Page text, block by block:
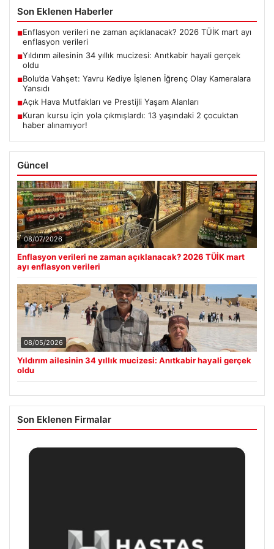
Son Eklenen Haberler
■Enflasyon verileri ne zaman açıklanacak? 2026 TÜİK mart ayı
enflasyon verileri
■Yıldırım ailesinin 34 yıllık mucizesi: Anıtkabir hayali gerçek
oldu
■Bolu’da Vahşet: Yavru Kediye İşlenen İğrenç Olay Kameralara
Yansıdı
■Açık Hava Mutfakları ve Prestijli Yaşam Alanları
■Kuran kursu için yola çıkmışlardı: 13 yaşındaki 2 çocuktan
haber alınamıyor!
Güncel
08/07/2026
Enflasyon verileri ne zaman açıklanacak? 2026 TÜİK mart
ayı enflasyon verileri
08/05/2026
Yıldırım ailesinin 34 yıllık mucizesi: Anıtkabir hayali gerçek
oldu
Son Eklenen Firmalar